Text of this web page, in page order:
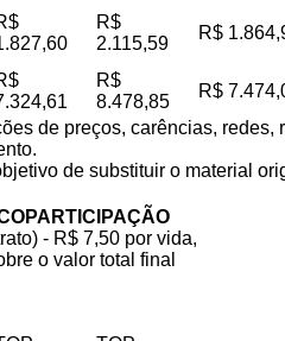
R$
2.115,59
R$
R$
8.478,85
R$
de preços, carências,
de substituir o material
- R$ 7,50 por vida,
o valor total final